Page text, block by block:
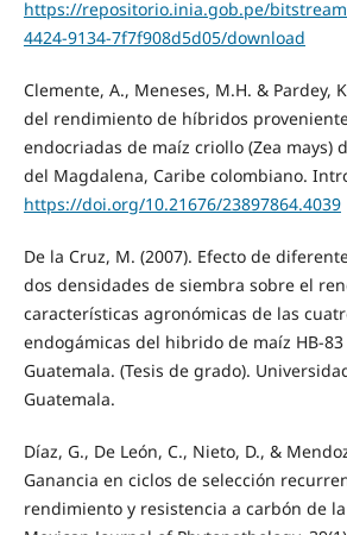
https://repositorio.inia.gob.pe/
4424-9134-7f7f908d5d05/download
Clemente, A., Meneses, M.H. & Pardey,
del rendimiento de híbridos
endocriadas de maíz criollo (Zea mays)
del Magdalena, Caribe colombiano.
https://doi.org/10.21676/23897864.4039
De la Cruz, M. (2007). Efecto de
dos densidades de siembra sobre el
características agronómicas de las
endogámicas del hibrido de maíz HB-
Guatemala. (Tesis de grado).
Guatemala.
Díaz, G., De León, C., Nieto, D., &
Ganancia en ciclos de selección
rendimiento y resistencia a carbón de